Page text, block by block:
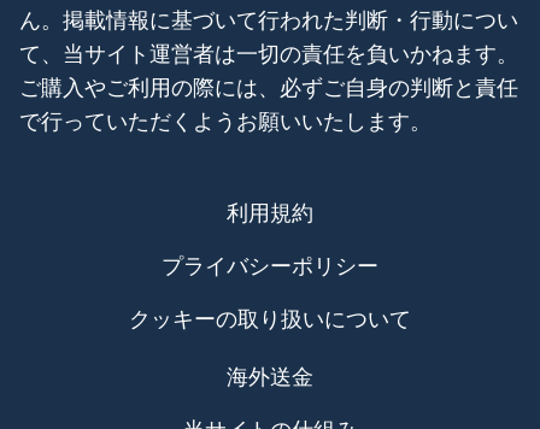
ん。掲載情報に基づいて行われた判断・行動につい
て、当サイト運営者は一切の責任を負いかねます。
ご購入やご利用の際には、必ずご自身の判断と責任
で行っていただくようお願いいたします。
利用規約
プライバシーポリシー
クッキーの取り扱いについて
海外送金